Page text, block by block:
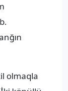
olmaqla